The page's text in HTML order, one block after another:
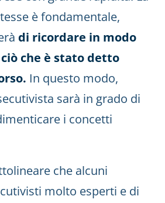
è fondamentale,
di ricordare in modo
che è stato detto
In questo modo,
sarà in grado di
i concetti
che alcuni
molto esperti e di